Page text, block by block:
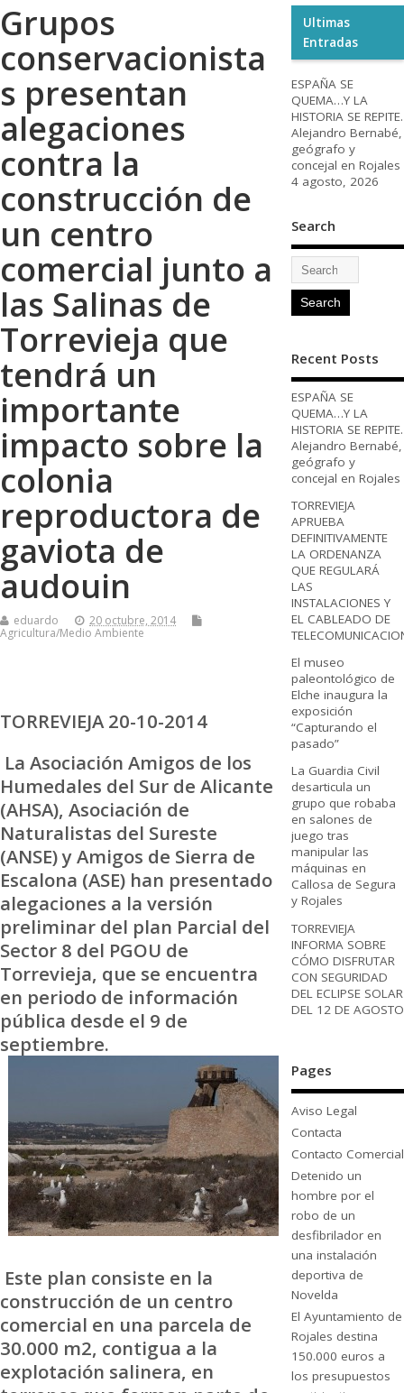
Grupos
conservacionista
s presentan
alegaciones
contra la
construcción de
un centro
comercial junto a
las Salinas de
Torrevieja que
tendrá un
importante
impacto sobre la
colonia
reproductora de
gaviota de
audouin
eduardo
20 octubre, 2014
Agricultura/Medio Ambiente
TORREVIEJA 20-10-2014
La Asociación Amigos de los
Humedales del Sur de Alicante
(AHSA), Asociación de
Naturalistas del Sureste
(ANSE) y Amigos de Sierra de
Escalona (ASE) han presentado
alegaciones a la versión
preliminar del plan Parcial del
Sector 8 del PGOU de
Torrevieja, que se encuentra
en periodo de información
pública desde el 9 de
septiembre.
Este plan consiste en la
construcción de un centro
comercial en una parcela de
30.000 m2, contigua a la
explotación salinera, en
Ultimas
Entradas
ESPAÑA SE
QUEMA…Y LA
HISTORIA SE REPITE.
Alejandro Bernabé,
geógrafo y
concejal en Rojales
4 agosto, 2026
Search
Recent Posts
ESPAÑA SE
QUEMA…Y LA
HISTORIA SE REPITE.
Alejandro Bernabé,
geógrafo y
concejal en Rojales
TORREVIEJA
APRUEBA
DEFINITIVAMENTE
LA ORDENANZA
QUE REGULARÁ
LAS
INSTALACIONES Y
EL CABLEADO DE
El museo
paleontológico de
Elche inaugura la
exposición
“Capturando el
pasado”
La Guardia Civil
desarticula un
grupo que robaba
en salones de
juego tras
manipular las
máquinas en
Callosa de Segura
y Rojales
TORREVIEJA
INFORMA SOBRE
CÓMO DISFRUTAR
CON SEGURIDAD
DEL ECLIPSE SOLAR
DEL 12 DE AGOSTO
Pages
Aviso Legal
Contacta
Contacto Comercial
Detenido un
hombre por el
robo de un
desfibrilador en
una instalación
deportiva de
Novelda
El Ayuntamiento de
Rojales destina
150.000 euros a
los presupuestos